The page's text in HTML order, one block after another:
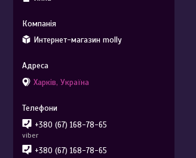
Интернет-магазин molly
Харків, Україна
+380 (67) 168-78-65
viber
+380 (67) 168-78-65